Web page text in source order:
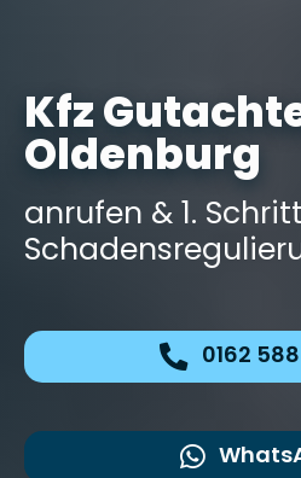
Kfz
Oldenburg
anrufen & 1.
0162